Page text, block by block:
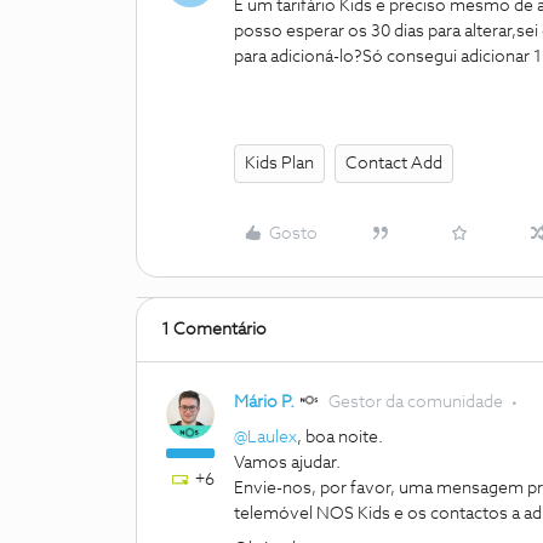
É um tarifário Kids e preciso mesmo
posso esperar os 30 dias para
para adicioná-lo?Só consegui adicionar
Kids Plan Contact Add
Gosto
1 Comentário
+6
Mário P. Gestor da comunidade
@Laulex, boa noite.
Vamos ajudar.
Envie-nos, por favor, uma mensagem
telemóvel NOS Kids e os contactos a